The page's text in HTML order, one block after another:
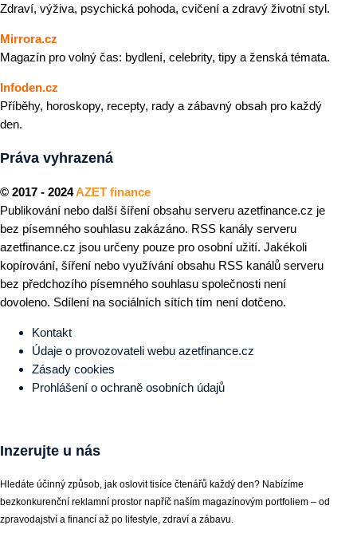
Zdraví, výživa, psychická pohoda, cvičení a zdravý životní styl.
Mirrora.cz
Magazín pro volný čas: bydlení, celebrity, tipy a ženská témata.
Infoden.cz
Příběhy, horoskopy, recepty, rady a zábavný obsah pro každý
den.
Práva vyhrazená
© 2017 - 2024AZET finance
Publikování nebo další šíření obsahu serveru azetfinance.cz je
bez písemného souhlasu zakázáno. RSS kanály serveru
azetfinance.cz jsou určeny pouze pro osobní užití. Jakékoli
kopírování, šíření nebo využívání obsahu RSS kanálů serveru
bez předchozího písemného souhlasu společnosti není
dovoleno. Sdílení na sociálních sítích tím není dotčeno.
Kontakt
Údaje o provozovateli webu azetfinance.cz
Zásady cookies
Prohlášení o ochraně osobních údajů
Inzerujte u nás
Hledáte účinný způsob, jak oslovit tisíce čtenářů každý den? Nabízíme
bezkonkurenční reklamní prostor napříč naším magazínovým portfoliem – od
zpravodajství a financí až po lifestyle, zdraví a zábavu.